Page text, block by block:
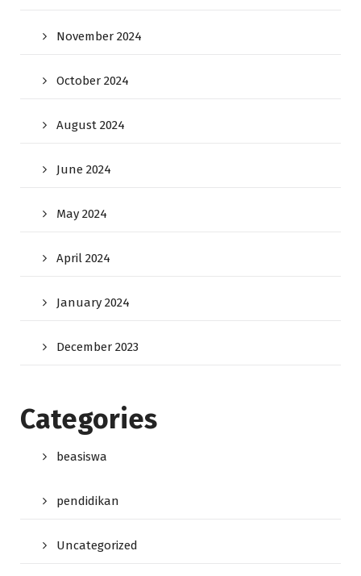
November 2024
October 2024
August 2024
June 2024
May 2024
April 2024
January 2024
December 2023
Categories
beasiswa
pendidikan
Uncategorized